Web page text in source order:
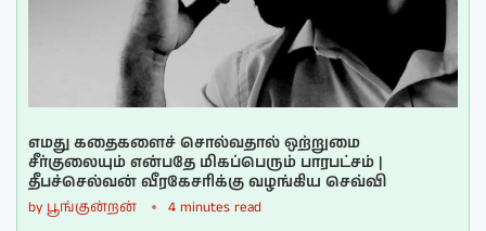
எமது கதைகளைச் சொல்வதால் ஒற்றுமை
சீர்குலையும் என்பதே மிகப்பெரும் பாரபட்சம் |
தீபச்செல்வன் வீரகேசரிக்கு வழங்கிய செவ்வி
by பூங்குன்றன் 4 minutes read